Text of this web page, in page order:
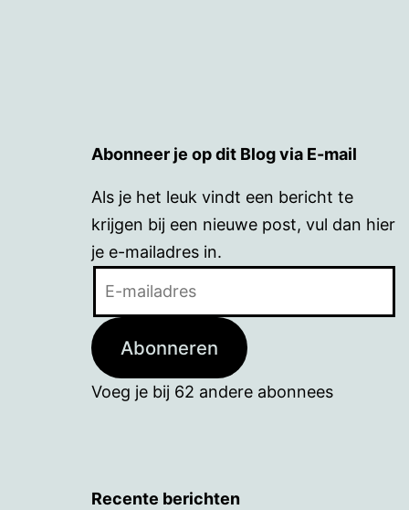
Abonneer je op dit Blog via E-mail
Als je het leuk vindt een bericht te
krijgen bij een nieuwe post, vul dan hier
je e-mailadres in.
Abonneren
Voeg je bij 62 andere abonnees
Recente berichten